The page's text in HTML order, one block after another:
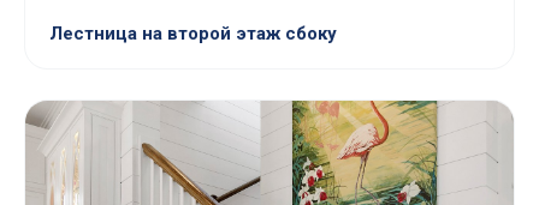
Лестница на второй этаж сбоку